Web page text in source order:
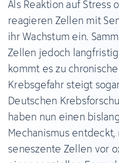
Als Reaktion auf Stress
reagieren Zellen mit
ihr Wachstum ein.
Zellen jedoch
kommt es zu
Krebsgefahr steigt
Deutschen
haben nun einen
Mechanismus
seneszente Zellen vor